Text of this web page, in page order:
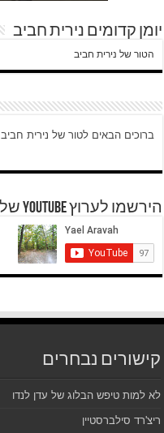
יומן קדומים נירית חביב
הטור של נירית חביב
ברוכים הבאים לטור של נירית חביב
הירשמו לערוץ YOUTUBE שלנו
קישורים נבחרים
לא למות טיפש הבלוג של עדן לנדו
ריצ'רד סילברסטיין